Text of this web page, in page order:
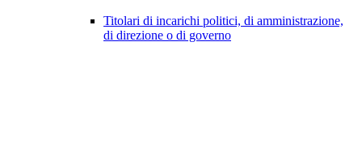
Titolari di incarichi politici, di amministrazione,
di direzione o di governo